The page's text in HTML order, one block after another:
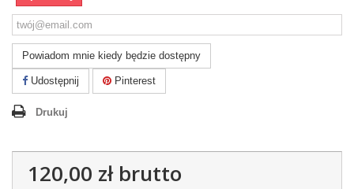
Powiadom mnie kiedy będzie dostępny
Udostępnij Pinterest
Drukuj
120,00 złbrutto